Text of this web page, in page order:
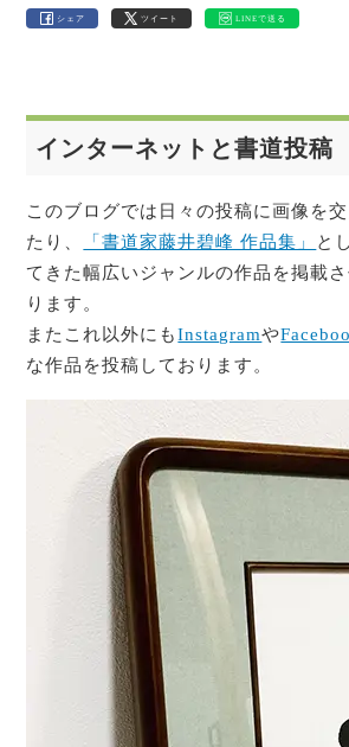
シェア ツイート LINEで送る
インターネットと書道投稿
このブログでは日々の投稿に画像を
たり、
「書道家藤井碧峰 作品集」
と
てきた幅広いジャンルの作品を掲載
ります。
またこれ以外にもInstagramや
な作品を投稿しております。